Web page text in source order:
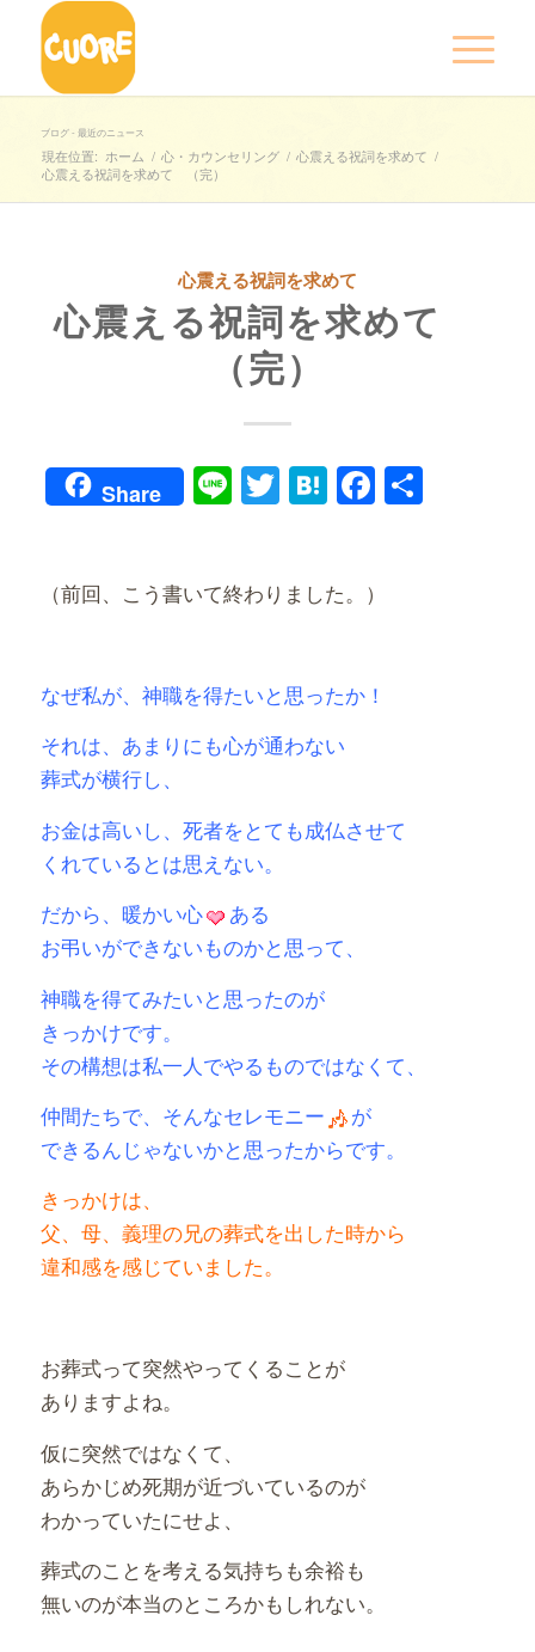
ブログ - 最近のニュース
現在位置: ホーム / 心・カウンセリング / 心震える祝詞を求めて /
心震える祝詞を求めて （完）
心震える祝詞を求めて
心震える祝詞を求めて
（完）
Share LineTwitter
Hatena共
（前回、こう書いて終わりました。）
なぜ私が、神職を得たいと思ったか！
それは、あまりにも心が通わない
葬式が横行し、
お金は高いし、死者をとても成仏させて
くれているとは思えない。
だから、暖かい心
ある
お弔いができないものかと思って、
神職を得てみたいと思ったのが
きっかけです。
その構想は私一人でやるものではなくて、
仲間たちで、そんなセレモニー
が
できるんじゃないかと思ったからです。
きっかけは、
父、母、義理の兄の葬式を出した時から
違和感を感じていました。
お葬式って突然やってくることが
ありますよね。
仮に突然ではなくて、
あらかじめ死期が近づいているのが
わかっていたにせよ、
葬式のことを考える気持ちも余裕も
無いのが本当のところかもしれない。